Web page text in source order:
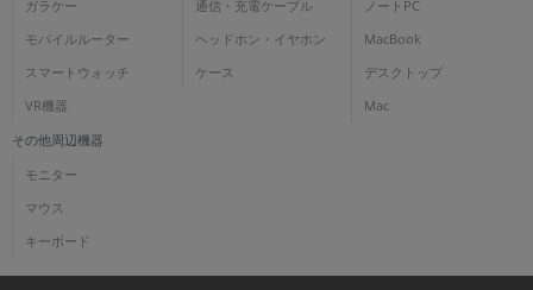
ガラケー
モバイルルーター
スマートウォッチ
VR機器
通信・充電ケーブル
ヘッドホン・イヤホン
ケース
ノートPC
MacBook
デスクトップ
Mac
その他周辺機器
モニター
マウス
キーボード